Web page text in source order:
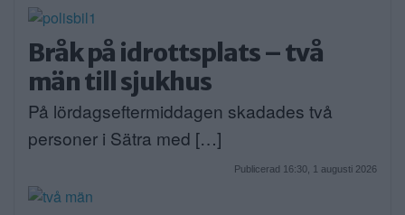
Bråk på idrottsplats – två
män till sjukhus
På lördagseftermiddagen skadades två
personer i Sätra med […]
Publicerad 16:30, 1 augusti 2026